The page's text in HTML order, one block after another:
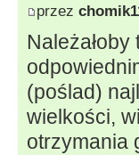
przez
(poślad)
wielkości,
otrzymania